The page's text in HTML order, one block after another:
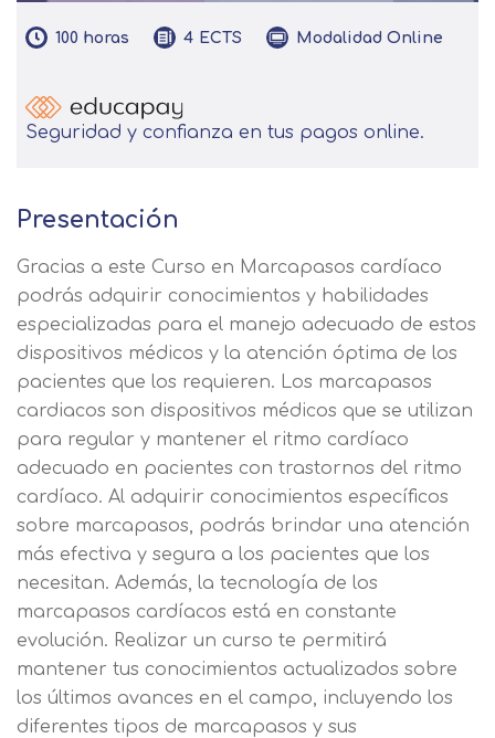
100 horas 4 ECTS Modalidad Online
Seguridad y confianza en tus pagos online.
Presentación
Gracias a este Curso en Marcapasos cardíaco
podrás adquirir conocimientos y habilidades
especializadas para el manejo adecuado de estos
dispositivos médicos y la atención óptima de los
pacientes que los requieren. Los marcapasos
cardiacos son dispositivos médicos que se utilizan
para regular y mantener el ritmo cardíaco
adecuado en pacientes con trastornos del ritmo
cardíaco. Al adquirir conocimientos específicos
sobre marcapasos, podrás brindar una atención
más efectiva y segura a los pacientes que los
necesitan. Además, la tecnología de los
marcapasos cardíacos está en constante
evolución. Realizar un curso te permitirá
mantener tus conocimientos actualizados sobre
los últimos avances en el campo, incluyendo los
diferentes tipos de marcapasos y sus